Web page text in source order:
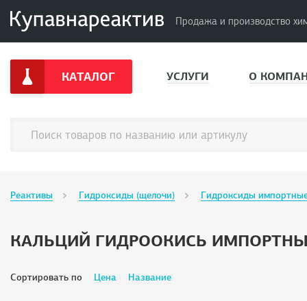
Продажа и производство
КАТАЛОГ УСЛУГИ О
Реактивы Гидроксиды (щелочи) Гидроксиды
КАЛЬЦИЙ ГИДРООКИСЬ
Сортировать по Цена Название